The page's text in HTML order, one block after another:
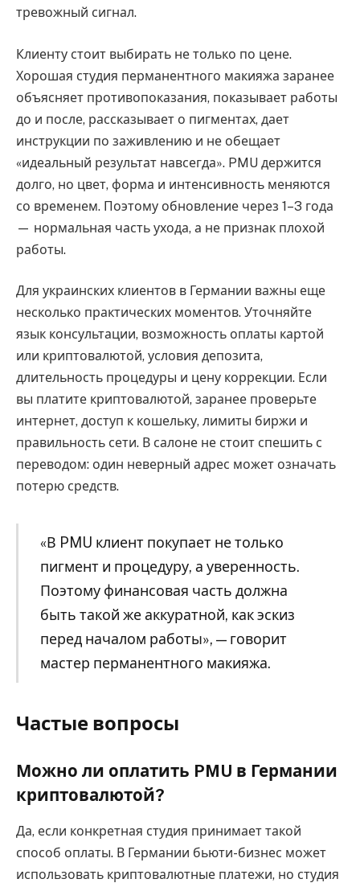
тревожный сигнал.
Клиенту стоит выбирать не только по цене.
Хорошая студия перманентного макияжа заранее
объясняет противопоказания, показывает работы
до и после, рассказывает о пигментах, дает
инструкции по заживлению и не обещает
«идеальный результат навсегда». PMU держится
долго, но цвет, форма и интенсивность меняются
со временем. Поэтому обновление через 1–3 года
— нормальная часть ухода, а не признак плохой
работы.
Для украинских клиентов в Германии важны еще
несколько практических моментов. Уточняйте
язык консультации, возможность оплаты картой
или криптовалютой, условия депозита,
длительность процедуры и цену коррекции. Если
вы платите криптовалютой, заранее проверьте
интернет, доступ к кошельку, лимиты биржи и
правильность сети. В салоне не стоит спешить с
переводом: один неверный адрес может означать
потерю средств.
«В PMU клиент покупает не только
пигмент и процедуру, а уверенность.
Поэтому финансовая часть должна
быть такой же аккуратной, как эскиз
перед началом работы», — говорит
мастер перманентного макияжа.
Частые вопросы
Можно ли оплатить PMU в Германии
криптовалютой?
Да, если конкретная студия принимает такой
способ оплаты. В Германии бьюти-бизнес может
использовать криптовалютные платежи, но студия